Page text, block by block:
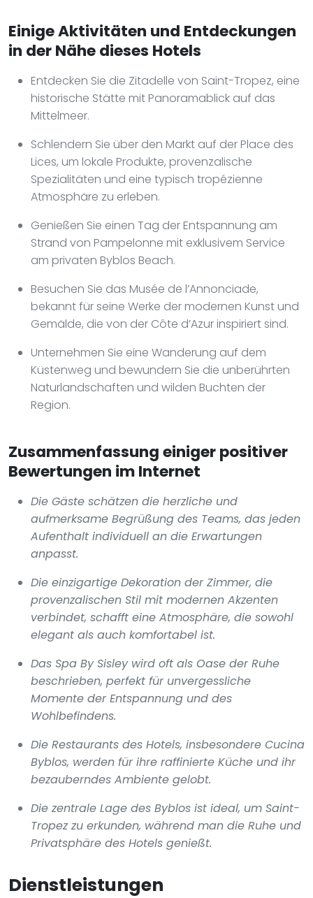
Einige Aktivitäten und Entdeckungen
in der Nähe dieses Hotels
Entdecken Sie die Zitadelle von Saint-Tropez, eine
historische Stätte mit Panoramablick auf das
Mittelmeer.
Schlendern Sie über den Markt auf der Place des
Lices, um lokale Produkte, provenzalische
Spezialitäten und eine typisch tropézienne
Atmosphäre zu erleben.
Genießen Sie einen Tag der Entspannung am
Strand von Pampelonne mit exklusivem Service
am privaten Byblos Beach.
Besuchen Sie das Musée de l’Annonciade,
bekannt für seine Werke der modernen Kunst und
Gemälde, die von der Côte d’Azur inspiriert sind.
Unternehmen Sie eine Wanderung auf dem
Küstenweg und bewundern Sie die unberührten
Naturlandschaften und wilden Buchten der
Region.
Zusammenfassung einiger positiver
Bewertungen im Internet
Die Gäste schätzen die herzliche und
aufmerksame Begrüßung des Teams, das jeden
Aufenthalt individuell an die Erwartungen
anpasst.
Die einzigartige Dekoration der Zimmer, die
provenzalischen Stil mit modernen Akzenten
verbindet, schafft eine Atmosphäre, die sowohl
elegant als auch komfortabel ist.
Das Spa By Sisley wird oft als Oase der Ruhe
beschrieben, perfekt für unvergessliche
Momente der Entspannung und des
Wohlbefindens.
Die Restaurants des Hotels, insbesondere Cucina
Byblos, werden für ihre raffinierte Küche und ihr
bezauberndes Ambiente gelobt.
Die zentrale Lage des Byblos ist ideal, um Saint-
Tropez zu erkunden, während man die Ruhe und
Privatsphäre des Hotels genießt.
Dienstleistungen